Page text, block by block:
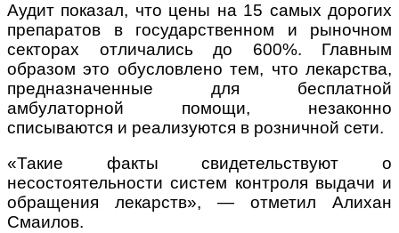
Аудит показал, что цены на 15 самых дорогих
препаратов в государственном и рыночном
секторах отличались до 600%. Главным
образом это обусловлено тем, что лекарства,
предназначенные для бесплатной
амбулаторной помощи, незаконно
списываются и реализуются в розничной сети.
«Такие факты свидетельствуют о
несостоятельности систем контроля выдачи и
обращения лекарств», — отметил Алихан
Смаилов.